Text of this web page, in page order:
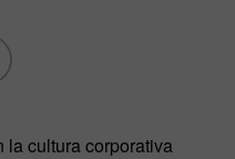
la cultura corporativa